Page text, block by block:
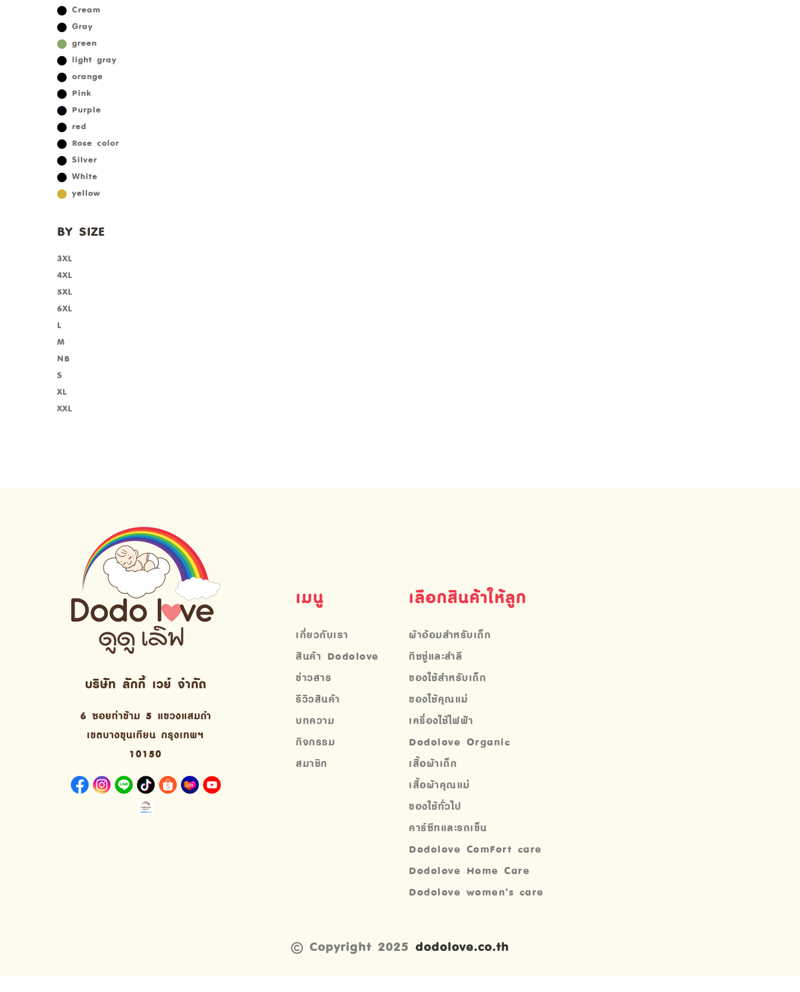
Cream
Gray
green
light gray
orange
Pink
Purple
red
Rose color
Silver
White
yellow
BY SIZE
3XL
4XL
5XL
6XL
L
M
NB
S
XL
XXL
บริษัท ลักกี้ เวย์ จํากัด
6 ซอยท่าข้าม 5 แขวงแสมดำ
เขตบางขุนเทียน กรุงเทพฯ
10150
เมนู
เกี่ยวกับเรา
สินค้า Dodolove
ข่าวสาร
รีวิวสินค้า
บทความ
กิจกรรม
สมาชิก
เลือกสินค้าให้ลูก
ผ้าอ้อมสำหรับเด็ก
ทิชชู่และสำลี
ของใช้สำหรับเด็ก
ของใช้คุณแม่
เครื่องใช้ไฟฟ้า
Dodolove Organic
เสื้อผ้าเด็ก
เสื้อผ้าคุณแม่
ของใช้ทั่วไป
คาร์ซีทและรถเข็น
Dodolove ComFort care
Dodolove Home Care
Dodolove women’s care
Copyright 2025 dodolove.co.th